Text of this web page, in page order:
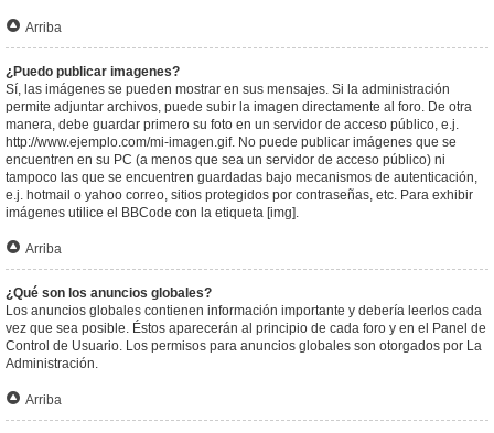
Arriba
¿Puedo publicar imagenes?
Sí, las imágenes se pueden mostrar en sus mensajes. Si la administración
permite adjuntar archivos, puede subir la imagen directamente al foro. De otra
manera, debe guardar primero su foto en un servidor de acceso público, e.j.
http://www.ejemplo.com/mi-imagen.gif. No puede publicar imágenes que se
encuentren en su PC (a menos que sea un servidor de acceso público) ni
tampoco las que se encuentren guardadas bajo mecanismos de autenticación,
e.j. hotmail o yahoo correo, sitios protegidos por contraseñas, etc. Para exhibir
imágenes utilice el BBCode con la etiqueta [img].
Arriba
¿Qué son los anuncios globales?
Los anuncios globales contienen información importante y debería leerlos cada
vez que sea posible. Éstos aparecerán al principio de cada foro y en el Panel de
Control de Usuario. Los permisos para anuncios globales son otorgados por La
Administración.
Arriba